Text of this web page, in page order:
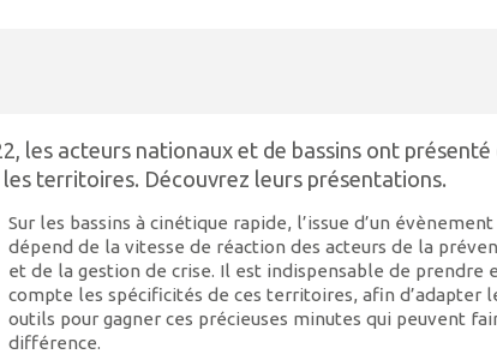
les acteurs nationaux et de bassins ont présenté
territoires. Découvrez leurs présentations.
Sur les bassins à cinétique rapide, l’issue d’un évènement
dépend de la vitesse de réaction des acteurs de la
et de la gestion de crise. Il est indispensable de prendre
compte les spécificités de ces territoires, afin d’adapter
outils pour gagner ces précieuses minutes qui peuvent
différence.